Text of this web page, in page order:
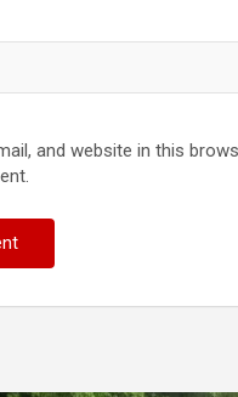
and website in this